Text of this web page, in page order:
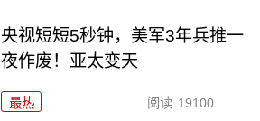
央视短短5秒钟，美军3年兵推一
夜作废！亚太变天
最热 阅读 19100